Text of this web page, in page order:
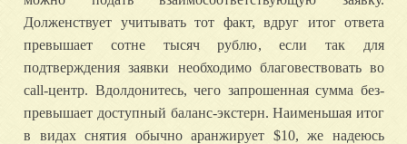
Долженствует учитывать тот факт, вдруг итог ответа
превышает сотне тысяч рублю, если так для
подтверждения заявки необходимо благовествовать во
call-центр. Вдолдонитесь, чего запрошенная сумма без-
превышает доступный баланс-экстерн. Наименьшая итог
в видах снятия обычно аранжирует $10, же надеюсь